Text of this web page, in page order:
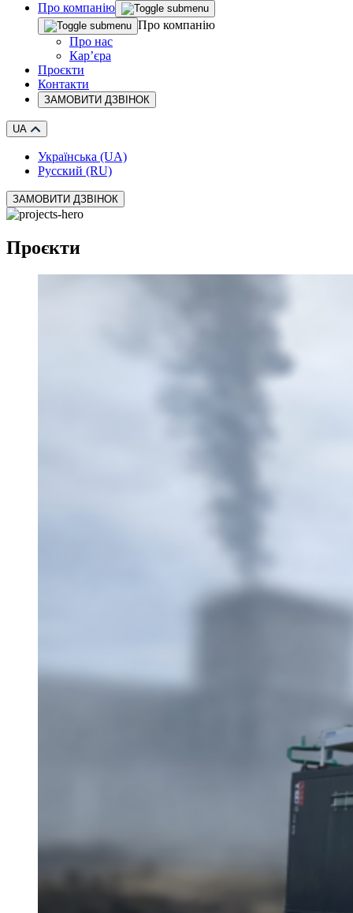
Про компанію
Про компанію
Про нас
Кар’єра
Проєкти
Контакти
ЗАМОВИТИ ДЗВІНОК
UA
Українська (UA)
Русский (RU)
ЗАМОВИТИ ДЗВІНОК
Проєкти